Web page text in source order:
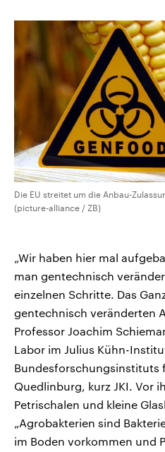
Die EU streitet um die Anbau-
(picture-alliance / ZB)
„Wir haben hier mal
man gentechnisch
einzelnen Schritte. Das
gentechnisch veränderten
Professor Joachim
Labor im Julius Kühn-
Bundesforschungsinstituts
Quedlinburg, kurz JKI. Vor
Petrischalen und kleine
„Agrobakterien sind
im Boden vorkommen und